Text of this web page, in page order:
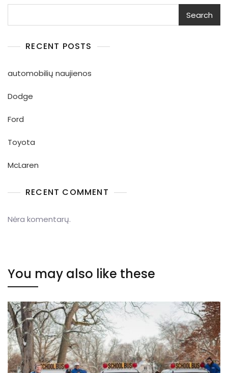
Search
RECENT POSTS
automobilių naujienos
Dodge
Ford
Toyota
McLaren
RECENT COMMENT
Nėra komentarų.
You may also like these